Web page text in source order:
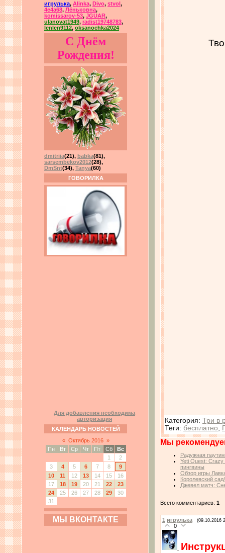
игрулька, Alinka, Divo, stvol ,
4e4a68, Лёньковна,
komissarov-53, JGUAR,
ulanovat1949, radist19748783,
lenlen9112, oksanochka2024
С Днём
Рождения!
dmitriia(21), babka(81),
sarsembekov2012(28),
DmSnt(34), Tanya(60)
ГОВОРИЛКА
Для добавления необходима
авторизация
КАЛЕНДАРЬ НОВОСТЕЙ
« Октябрь 2016 »
Пн
Вт Ср Чт Пт Сб
Вс
1
2
3
4 5 6 7 8
9
10
11 12 13 14 15
16
17
18 19 20 21 22
23
24
25 26 27 28 29
30
31
МЫ ВКОНТАКТЕ
Категория: Три в
Теги: бесплатно
Мы
Радужная
Yeti Quest:
пингвины
Обзор игры
Королевский
Джевел матч:
Всего комментариев: 1
1 игрулька (09.10.2016
0